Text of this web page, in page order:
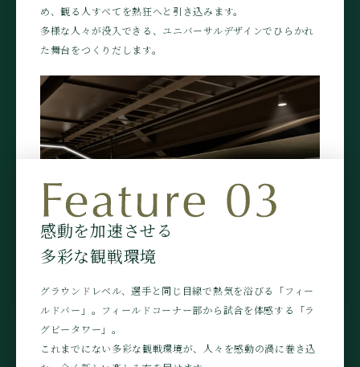
これらの織りなす圧倒的な臨場感が、夢の舞台へと惹き込み
ます。
容が変更となる場合があります。
め、観る人すべてを熱狂へと引き込みます。
多様な人々が没入できる、ユニバーサルデザインでひらかれ
た舞台をつくりだします。
※掲載されているロゴ・ビジュアルは、今後の検討・協議により、計画内
容が変更となる場合があります。
感動を加速させる
多彩な観戦環境
グラウンドレベル、選手と同じ目線で熱気を浴びる「フィー
ルドバー」。フィールドコーナー部から試合を体感する「ラ
グビータワー」。
これまでにない多彩な観戦環境が、人々を感動の渦に巻き込